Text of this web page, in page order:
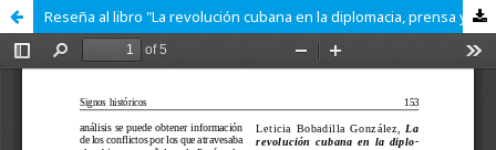
Reseña al libro "La revolución cubana en la diplomacia, prensa y clubes de México, 1895-1898" de Leticia Bobadilla González